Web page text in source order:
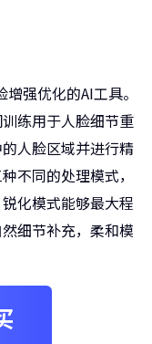
强优化的AI工具。
练用于人脸细节重
人脸区域并进行精
不同的处理模式，
化模式能够最大程
细节补充，柔和模